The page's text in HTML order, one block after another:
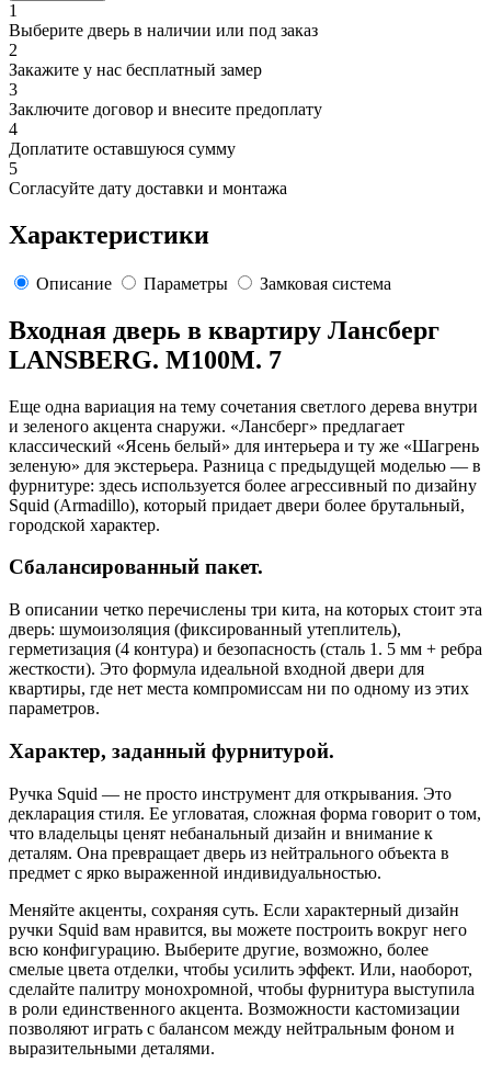
1
Выберите дверь в наличии или под заказ
2
Закажите у нас бесплатный замер
3
Заключите договор и внесите предоплату
4
Доплатите оставшуюся сумму
5
Согласуйте дату доставки и монтажа
Характеристики
Описание Параметры Замковая система
Входная дверь в квартиру Лансберг
LANSBERG. M100M. 7
Еще одна вариация на тему сочетания светлого дерева внутри
и зеленого акцента снаружи. «Лансберг» предлагает
классический «Ясень белый» для интерьера и ту же «Шагрень
зеленую» для экстерьера. Разница с предыдущей моделью — в
фурнитуре: здесь используется более агрессивный по дизайну
Squid (Armadillo), который придает двери более брутальный,
городской характер.
Сбалансированный пакет.
В описании четко перечислены три кита, на которых стоит эта
дверь: шумоизоляция (фиксированный утеплитель),
герметизация (4 контура) и безопасность (сталь 1. 5 мм + ребра
жесткости). Это формула идеальной входной двери для
квартиры, где нет места компромиссам ни по одному из этих
параметров.
Характер, заданный фурнитурой.
Ручка Squid — не просто инструмент для открывания. Это
декларация стиля. Ее угловатая, сложная форма говорит о том,
что владельцы ценят небанальный дизайн и внимание к
деталям. Она превращает дверь из нейтрального объекта в
предмет с ярко выраженной индивидуальностью.
Меняйте акценты, сохраняя суть. Если характерный дизайн
ручки Squid вам нравится, вы можете построить вокруг него
всю конфигурацию. Выберите другие, возможно, более
смелые цвета отделки, чтобы усилить эффект. Или, наоборот,
сделайте палитру монохромной, чтобы фурнитура выступила
в роли единственного акцента. Возможности кастомизации
позволяют играть с балансом между нейтральным фоном и
выразительными деталями.